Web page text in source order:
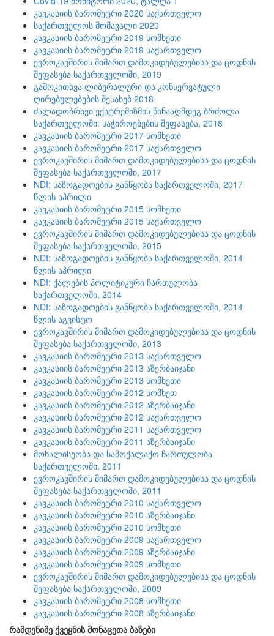
კავკასიის ბარომეტრი 2020 საქართველო
საქართველოს მომავალი 2020
კავკასიის ბარომეტრი 2019 სომხეთი
კავკასიის ბარომეტრი 2019 საქართველო
ევროკავშირის მიმართ დამოკიდებულებისა და ცოდნის
შეფასება საქართველოში, 2019
გამოკითხვა ლიბერალური და კონსერვატული
ღირებულებების შესახებ 2018
ძალადობრივი ექსტრემიზმის წინააღმდეგ ბრძოლა
საქართველოში: საჭიროებების შეფასება, 2018
კავკასიის ბარომეტრი 2017 სომხეთი
კავკასიის ბარომეტრი 2017 საქართველო
ევროკავშირის მიმართ დამოკიდებულებისა და ცოდნის
შეფასება საქართველოში, 2017
NDI: საზოგადოების განწყობა საქართველოში, 2017
წლის აპრილი
კავკასიის ბარომეტრი 2015 სომხეთი
კავკასიის ბარომეტრი 2015 საქართველო
ევროკავშირის მიმართ დამოკიდებულებისა და ცოდნის
შეფასება საქართველოში, 2015
NDI: საზოგადოების განწყობა საქართველოში, 2014
წლის აპრილი
NDI: ქალების პოლიტიკური ჩართულობა
საქართველოში, 2014
NDI: საზოგადოების განწყობა საქართველოში, 2014
წლის აგვისტო
ევროკავშირის მიმართ დამოკიდებულებისა და ცოდნის
შეფასება საქართველოში, 2013
კავკასიის ბარომეტრი 2013 საქართველო
კავკასიის ბარომეტრი 2013 აზერბაიჯანი
კავკასიის ბარომეტრი 2013 სომხეთი
კავკასიის ბარომეტრი 2012 სომხეთ
კავკასიის ბარომეტრი 2012 აზერბაიჯანი
კავკასიის ბარომეტრი 2012 საქართველო
კავკასიის ბარომეტრი 2011 საქართველო
კავკასიის ბარომეტრი 2011 აზერბაიჯანი
მოხალისეობა და სამოქალაქო ჩართულობა
საქართველოში, 2011
ევროკავშირის მიმართ დამოკიდებულებისა და ცოდნის
შეფასება საქართველოში, 2011
კავკასიის ბარომეტრი 2010 საქართველო
კავკასიის ბარომეტრი 2010 აზერბაიჯანი
კავკასიის ბარომეტრი 2010 სომხეთი
კავკასიის ბარომეტრი 2009 საქართველო
კავკასიის ბარომეტრი 2009 აზერბაიჯანი
კავკასიის ბარომეტრი 2009 სომხეთი
ევროკავშირის მიმართ დამოკიდებულებისა და ცოდნის
შეფასება საქართველოში, 2009
კავკასიის ბარომეტრი 2008 სომხეთი
კავკასიის ბარომეტრი 2008 აზერბაიჯანი
რამდენიმე ქვეყნის მონაცეთა ბაზები